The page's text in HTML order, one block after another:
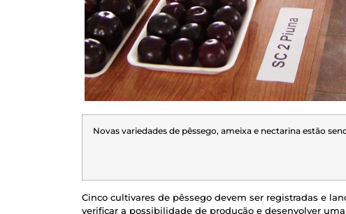
Novas variedades de pêssego, ameixa e nectarina estão
Cinco cultivares de pêssego devem ser registradas e
verificar a possibilidade de produção e desenvolver